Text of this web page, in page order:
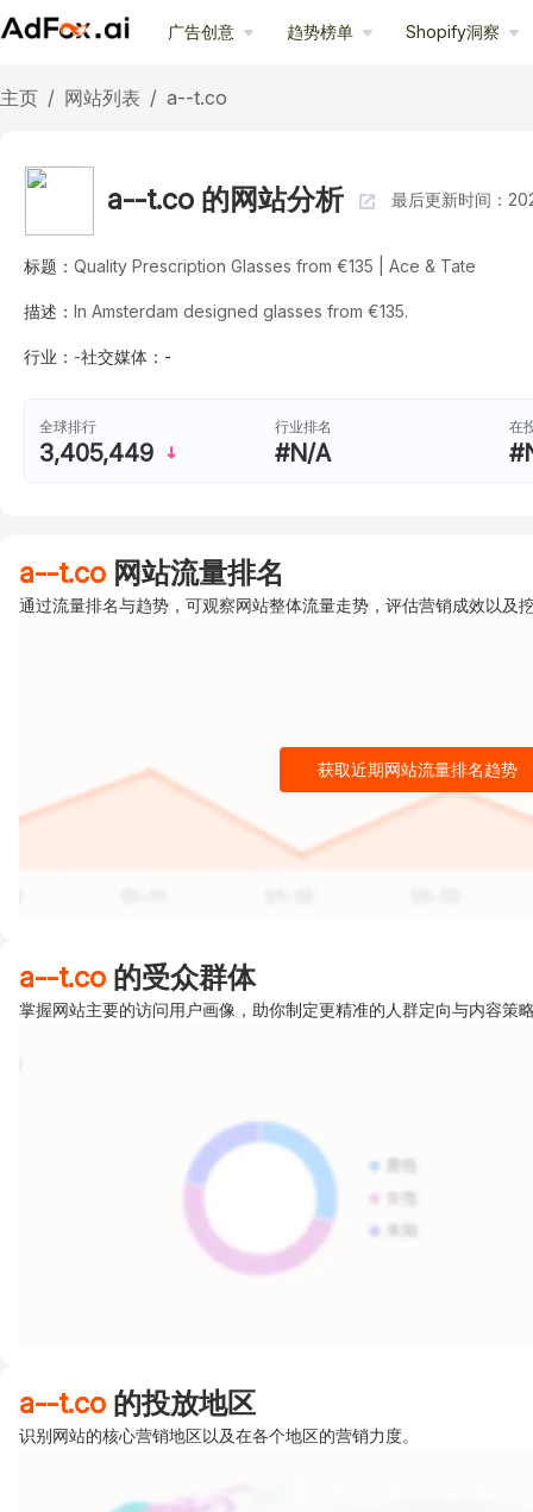
广告创意 趋势榜单 Shopify洞察
主页 / 网站列表 / a--t.co
a--t.co 的网站分析 最后更新时间：
标题： Quality Prescription Glasses from €135 | Ace & Tate
描述： In Amsterdam designed glasses from €135.
行业： -社交媒体： -
全球排行
3,405,449
行业排名
#N/A
在
a--t.co 网站流量排名
通过流量排名与趋势，可观察网站整体流量走势，评估营销成效以及
获取近期网站流量排名趋势
a--t.co 的受众群体
掌握网站主要的访问用户画像，助你制定更精准的人群定向与内容策
a--t.co 的投放地区
识别网站的核心营销地区以及在各个地区的营销力度。